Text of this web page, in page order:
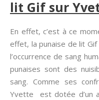
lit Gif sur
En effet, c’est à ce
effet, la punaise de lit
l’occurrence de sang
punaises sont des
sang. Comme ses
Yvette est dotée d’un